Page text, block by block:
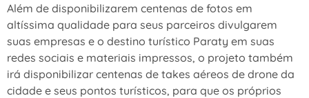
Além de disponibilizarem centenas de fotos em
altíssima qualidade para seus parceiros divulgarem
suas empresas e o destino turístico Paraty em suas
redes sociais e materiais impressos, o projeto também
irá disponibilizar centenas de takes aéreos de drone da
cidade e seus pontos turísticos, para que os próprios